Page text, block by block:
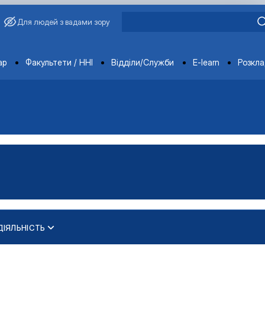
Для людей з вадами зору
Факультети / ННІ Відділи/Служби E-learn
діяльності"
075 «МАРКЕТИНГ» ІРП…
«ТОРГІВЛЯ, ПІДПРИЄМНИЦТВО ТА Л…
кваліфікаційної р…